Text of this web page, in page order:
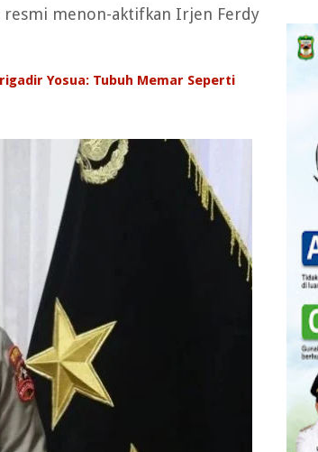
resmi menon-aktifkan Irjen Ferdy
Yosua: Tubuh Memar Seperti